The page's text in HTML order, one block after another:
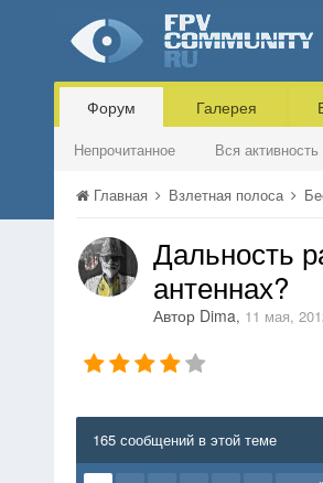
Форум
Непрочитанное Вся активность
Галерея
Главная Взлетная полоса
Дальность
антеннах?
Автор Dima, 11 мая,
165 сообщений в этой теме